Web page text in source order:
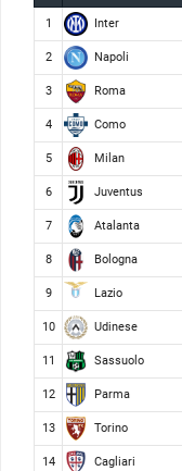
1 Inter
2 Napoli
3 Roma
4 Como
5 Milan
6 Juventus
7 Atalanta
8 Bologna
9 Lazio
10 Udinese
11 Sassuolo
12 Parma
13 Torino
14 Cagliari